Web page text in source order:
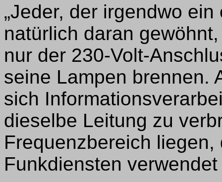
„Jeder, der irgendwo
natürlich daran
nur der 230-Volt-
seine Lampen brennen.
sich
dieselbe Leitung zu
Frequenzbereich
Funkdiensten